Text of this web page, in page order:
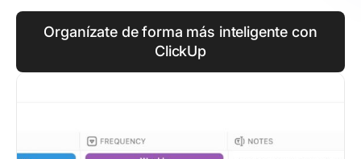
Organízate de forma más inteligente con
ClickUp